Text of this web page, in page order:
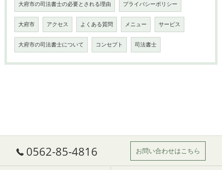
大府市の司法書士の必要とされる理由 プライバシーポリシー
大府市 アクセス よくある質問 メニュー サービス
大府市の司法書士について コンセプト 司法書士
0562-85-4816 お問い合わせはこちら